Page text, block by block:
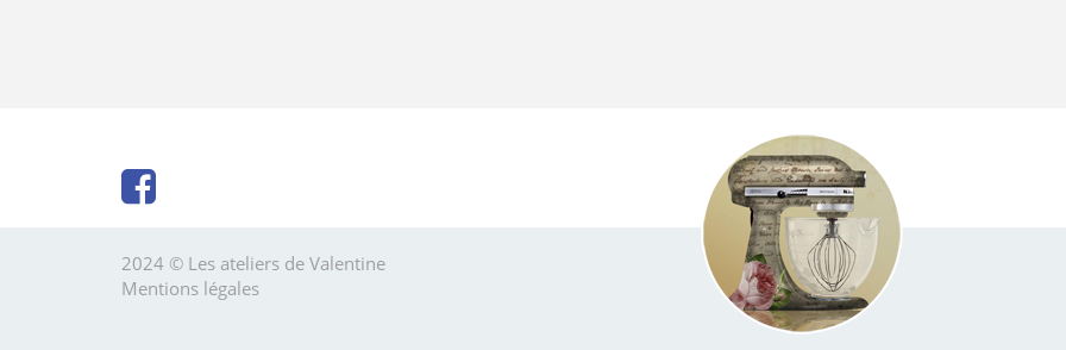
2024 © Les ateliers de Valentine
Mentions légales